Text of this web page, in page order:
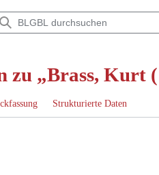
zu „Brass, Kurt
Strukturierte Daten